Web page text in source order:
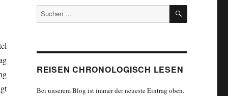
Suchen
nach:
SUCHEN
REISEN CHRONOLOGISCH LESEN
Bei unserem Blog ist immer der neueste Eintrag oben.